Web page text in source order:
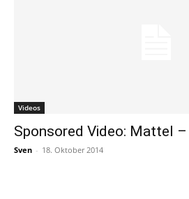
Videos
Sponsored Video: Mattel
Sven - 18. Oktober 2014